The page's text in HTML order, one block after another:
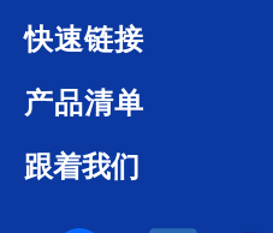
快速链接
产品清单
跟着我们